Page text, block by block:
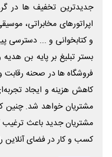
جدیدترین تخفیف ها در
اپراتورهای مخابراتی،
و کتابخوانی و ... دسترسی
بستر تبلیغ بر پایه بن
فروشگاه ها در صحنه رقابت
کاهش هزینه و ایجاد
مشتریان خواهد شد.
مشتریان جدید باعث ترغیب
کسب و کار در فضای